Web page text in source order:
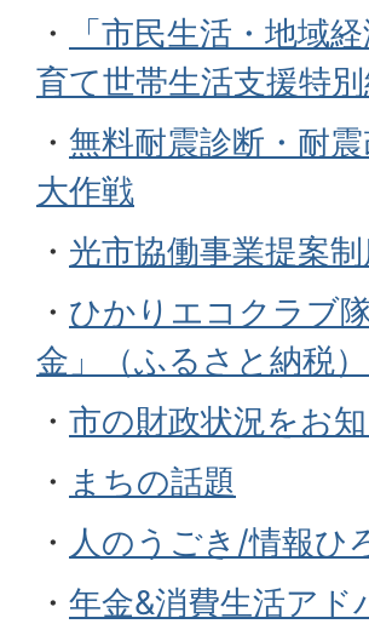
・
「市民生活・地域
育て世帯生活支援特
・ 無料耐震診断・耐
大作戦
・ 光市協働事業提案
・ ひかりエコクラブ
金」（ふるさと納税
・ 市の財政状況をお
・ まちの話題
・ 人のうごき/情報ひ
・ 年金&消費生活アド